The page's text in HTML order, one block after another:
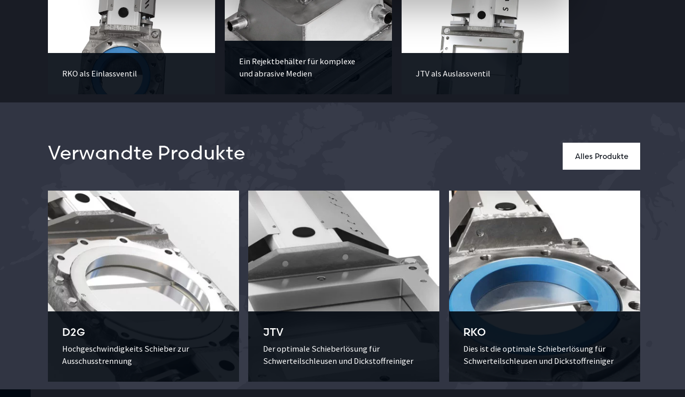
RKO als Einlassventil
Ein Rejektbehälter für komplexe
undabrasive Medien JTV als Auslassventil
Verwandte Produkte Alles Produkte
D2G
Hochgeschwindigkeits Schieber zur
Ausschusstrennung
JTV
Der optimale Schieberlösung für
Schwerteilschleusen und Dickstoffreiniger
RKO
Dies ist die optimale Schieberlösung für
Schwerteilschleusen und Dickstoffreiniger